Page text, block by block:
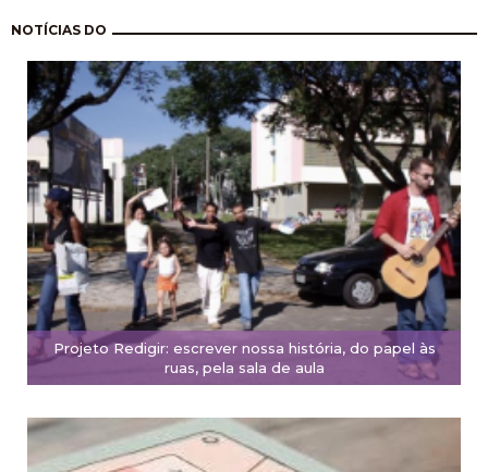
NOTÍCIAS DO
Projeto Redigir: escrever nossa história, do papel às
ruas, pela sala de aula
Paginação